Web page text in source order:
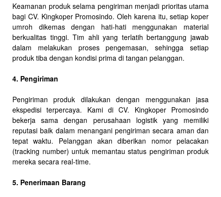
Keamanan produk selama pengiriman menjadi prioritas utama
bagi CV. Kingkoper Promosindo. Oleh karena itu, setiap koper
umroh dikemas dengan hati-hati menggunakan material
berkualitas tinggi. Tim ahli yang terlatih bertanggung jawab
dalam melakukan proses pengemasan, sehingga setiap
produk tiba dengan kondisi prima di tangan pelanggan.
4. Pengiriman
Pengiriman produk dilakukan dengan menggunakan jasa
ekspedisi terpercaya. Kami di CV. Kingkoper Promosindo
bekerja sama dengan perusahaan logistik yang memiliki
reputasi baik dalam menangani pengiriman secara aman dan
tepat waktu. Pelanggan akan diberikan nomor pelacakan
(tracking number) untuk memantau status pengiriman produk
mereka secara real-time.
5. Penerimaan Barang